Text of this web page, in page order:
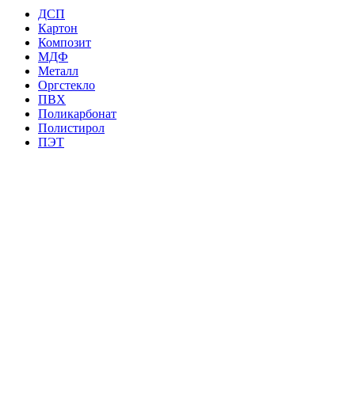
ДСП
Картон
Композит
МДФ
Металл
Оргстекло
ПВХ
Поликарбонат
Полистирол
ПЭТ